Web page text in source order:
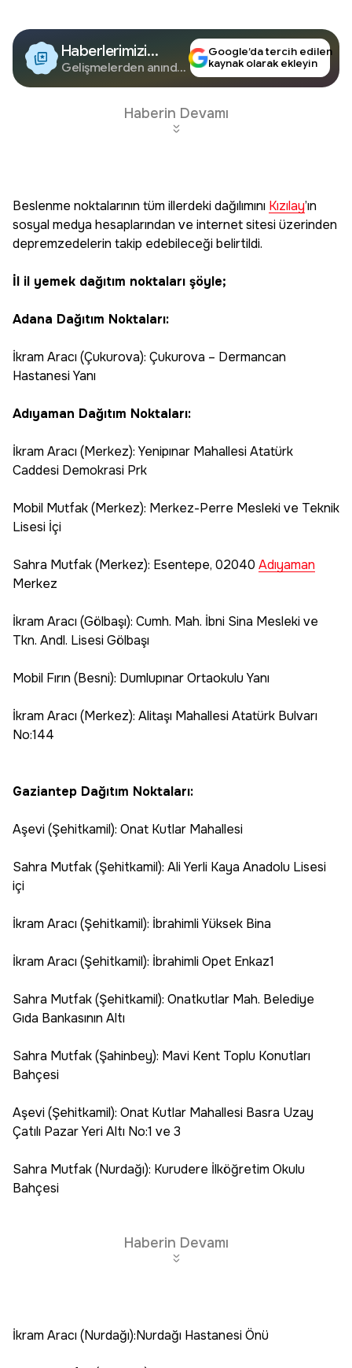
Haberlerimizi
Google'da Takip
Edin
Gelişmelerden anında
Google’da tercih edilen
kaynak olarak ekleyin
Haberin Devamı
Beslenme noktalarının tüm illerdeki dağılımını Kızılay’ın
sosyal medya hesaplarından ve internet sitesi üzerinden
depremzedelerin takip edebileceği belirtildi.
İl il yemek dağıtım noktaları şöyle;
Adana Dağıtım Noktaları:
İkram Aracı (Çukurova): Çukurova – Dermancan
Hastanesi Yanı
Adıyaman Dağıtım Noktaları:
İkram Aracı (Merkez): Yenipınar Mahallesi Atatürk
Caddesi Demokrasi Prk
Mobil Mutfak (Merkez): Merkez-Perre Mesleki ve Teknik
Lisesi İçi
Sahra Mutfak (Merkez): Esentepe, 02040 Adıyaman
Merkez
İkram Aracı (Gölbaşı): Cumh. Mah. İbni Sina Mesleki ve
Tkn. Andl. Lisesi Gölbaşı
Mobil Fırın (Besni): Dumlupınar Ortaokulu Yanı
İkram Aracı (Merkez): Alitaşı Mahallesi Atatürk Bulvarı
No:144
Gaziantep Dağıtım Noktaları:
Aşevi (Şehitkamil): Onat Kutlar Mahallesi
Sahra Mutfak (Şehitkamil): Ali Yerli Kaya Anadolu Lisesi
içi
İkram Aracı (Şehitkamil): İbrahimli Yüksek Bina
İkram Aracı (Şehitkamil): İbrahimli Opet Enkaz1
Sahra Mutfak (Şehitkamil): Onatkutlar Mah. Belediye
Gıda Bankasının Altı
Sahra Mutfak (Şahinbey): Mavi Kent Toplu Konutları
Bahçesi
Aşevi (Şehitkamil): Onat Kutlar Mahallesi Basra Uzay
Çatılı Pazar Yeri Altı No:1 ve 3
Sahra Mutfak (Nurdağı): Kurudere İlköğretim Okulu
Bahçesi
Haberin Devamı
İkram Aracı (Nurdağı):Nurdağı Hastanesi Önü